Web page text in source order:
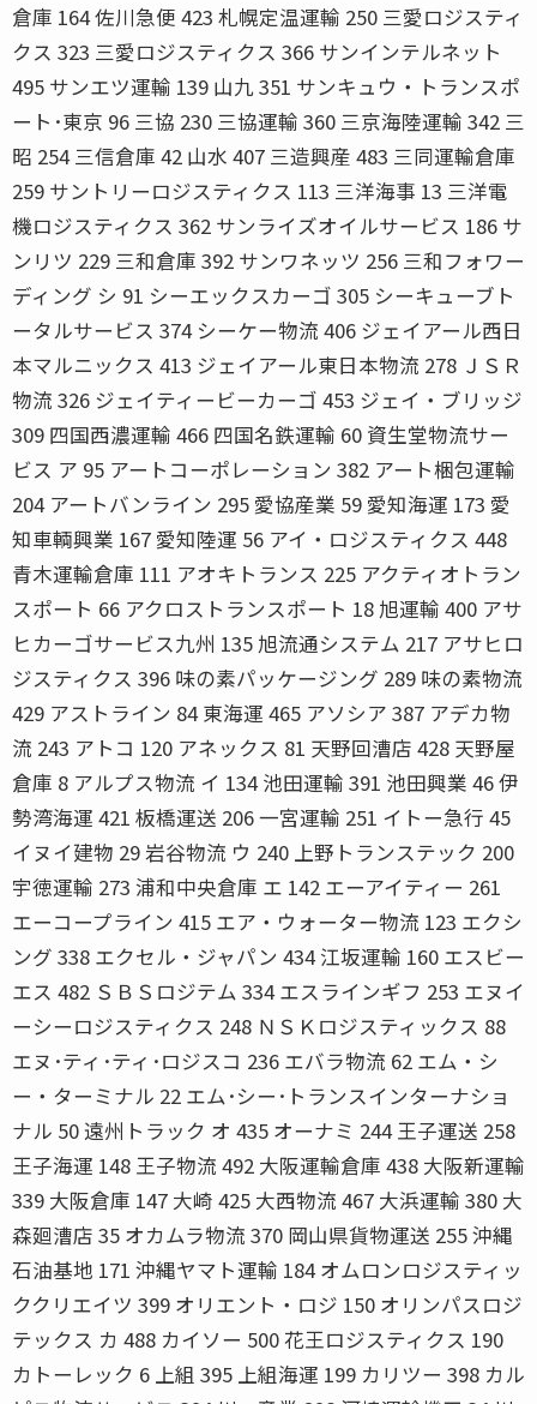
倉庫 164 佐川急便 423 札幌定温運輸 250 三愛ロジスティ
クス 323 三愛ロジスティクス 366 サンインテルネット
495 サンエツ運輸 139 山九 351 サンキュウ・トランスポ
ート･東京 96 三協 230 三協運輸 360 三京海陸運輸 342 三
昭 254 三信倉庫 42 山水 407 三造興産 483 三同運輸倉庫
259 サントリーロジスティクス 113 三洋海事 13 三洋電
機ロジスティクス 362 サンライズオイルサービス 186 サ
ンリツ 229 三和倉庫 392 サンワネッツ 256 三和フォワー
ディング シ 91 シーエックスカーゴ 305 シーキューブト
ータルサービス 374 シーケー物流 406 ジェイアール西日
本マルニックス 413 ジェイアール東日本物流 278 ＪＳＲ
物流 326 ジェイティービーカーゴ 453 ジェイ・ブリッジ
309 四国西濃運輸 466 四国名鉄運輸 60 資生堂物流サー
ビス ア 95 アートコーポレーション 382 アート梱包運輸
204 アートバンライン 295 愛協産業 59 愛知海運 173 愛
知車輌興業 167 愛知陸運 56 アイ・ロジスティクス 448
青木運輸倉庫 111 アオキトランス 225 アクティオトラン
スポート 66 アクロストランスポート 18 旭運輸 400 アサ
ヒカーゴサービス九州 135 旭流通システム 217 アサヒロ
ジスティクス 396 味の素パッケージング 289 味の素物流
429 アストライン 84 東海運 465 アソシア 387 アデカ物
流 243 アトコ 120 アネックス 81 天野回漕店 428 天野屋
倉庫 8 アルプス物流 イ 134 池田運輸 391 池田興業 46 伊
勢湾海運 421 板橋運送 206 一宮運輸 251 イトー急行 45
イヌイ建物 29 岩谷物流 ウ 240 上野トランステック 200
宇徳運輸 273 浦和中央倉庫 エ 142 エーアイティー 261
エーコープライン 415 エア・ウォーター物流 123 エクシ
ング 338 エクセル・ジャパン 434 江坂運輸 160 エスビー
エス 482 ＳＢＳロジテム 334 エスラインギフ 253 エヌイ
ーシーロジスティクス 248 ＮＳＫロジスティックス 88
エヌ･ティ･ティ･ロジスコ 236 エバラ物流 62 エム・シ
ー・ターミナル 22 エム･シー･トランスインターナショ
ナル 50 遠州トラック オ 435 オーナミ 244 王子運送 258
王子海運 148 王子物流 492 大阪運輸倉庫 438 大阪新運輸
339 大阪倉庫 147 大崎 425 大西物流 467 大浜運輸 380 大
森廻漕店 35 オカムラ物流 370 岡山県貨物運送 255 沖縄
石油基地 171 沖縄ヤマト運輸 184 オムロンロジスティッ
ククリエイツ 399 オリエント・ロジ 150 オリンパスロジ
テックス カ 488 カイソー 500 花王ロジスティクス 190
カトーレック 6 上組 395 上組海運 199 カリツー 398 カル